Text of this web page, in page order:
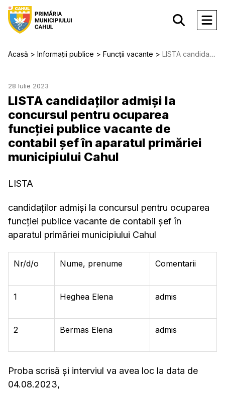
Acasă Informații publice Funcții vacante LISTA candidaţilor admişi la concursul pentru ocuparea funcţiei publice vacante de contabil șef în aparatul primăriei municipiului Cahul
28 Iulie 2023
LISTA candidaţilor admişi la
concursul pentru ocuparea
funcţiei publice vacante de
contabil șef în aparatul primăriei
municipiului Cahul
LISTA
candidaţilor admişi la concursul pentru ocuparea
funcţiei publice vacante de contabil șef în
aparatul primăriei municipiului Cahul
Nr/d/o Nume, prenume Comentarii
1 Heghea Elena admis
2 Bermas Elena admis
Proba scrisă și interviul va avea loc la data de
04.08.2023,